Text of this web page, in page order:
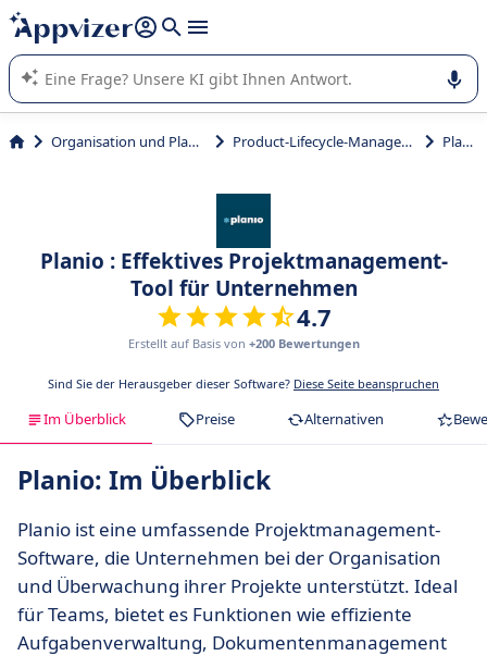
beantworten (mehrere Zeilen mit
Die KI von Appvizer führt Sie bei der Nutzung oder Auswahl
von SaaS-Software in Unternehmen.
Organisation und Planung Product-Lifecycle-Management Planio
Planio : Effektives Projektmanagement-
Tool für Unternehmen
4.7
Erstellt auf Basis von +200 Bewertungen
Sind Sie der Herausgeber dieser Software? Diese Seite beanspruchen
Im Überblick Preise Alternativen
Planio: Im Überblick
Planio ist eine umfassende Projektmanagement-
Software, die Unternehmen bei der Organisation
und Überwachung ihrer Projekte unterstützt. Ideal
für Teams, bietet es Funktionen wie effiziente
Aufgabenverwaltung, Dokumentenmanagement